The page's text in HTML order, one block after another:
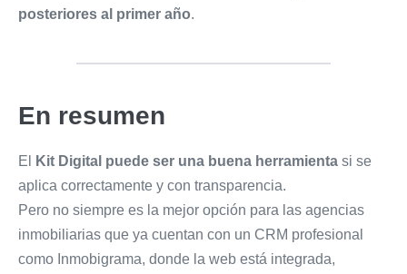
posteriores al primer año.
En resumen
El Kit Digital puede ser una buena herramienta si se
aplica correctamente y con transparencia.
Pero no siempre es la mejor opción para las agencias
inmobiliarias que ya cuentan con un CRM profesional
como Inmobigrama, donde la web está integrada,